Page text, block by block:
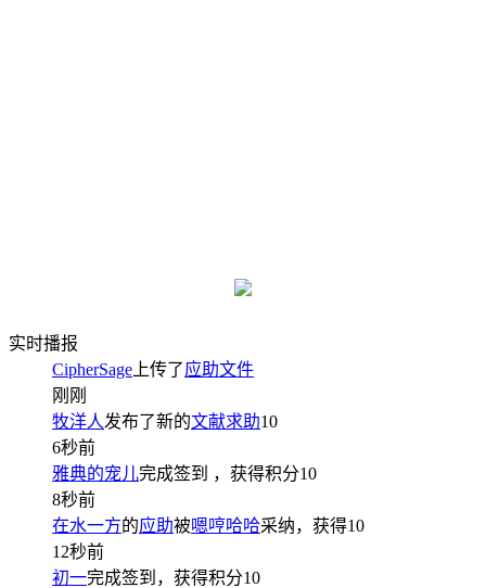
实时播报
CipherSage 上传了应助文件
刚刚
牧洋人发布了新的文献求助10
6秒前
雅典的宠儿完成签到 ，获得积分10
8秒前
在水一方的应助被嗯哼哈哈采纳，获得10
12秒前
初一完成签到，获得积分10